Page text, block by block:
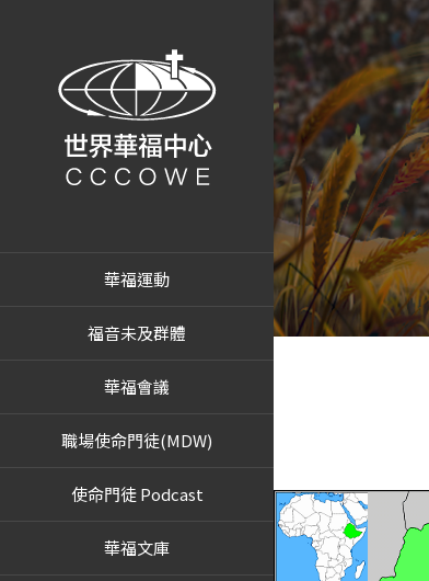
華福運動
福音未及群體
華福會議
職場使命門徒(MDW)
使命門徒 Podcast
華福文庫